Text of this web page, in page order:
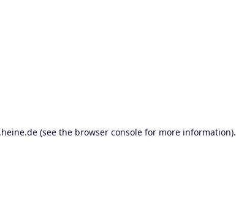
(see the browser consolefor more information).